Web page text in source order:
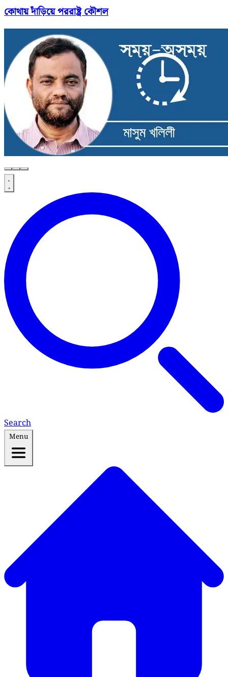
কোথায় দাঁড়িয়ে পররাষ্ট্র কৌশল
Search
Menu